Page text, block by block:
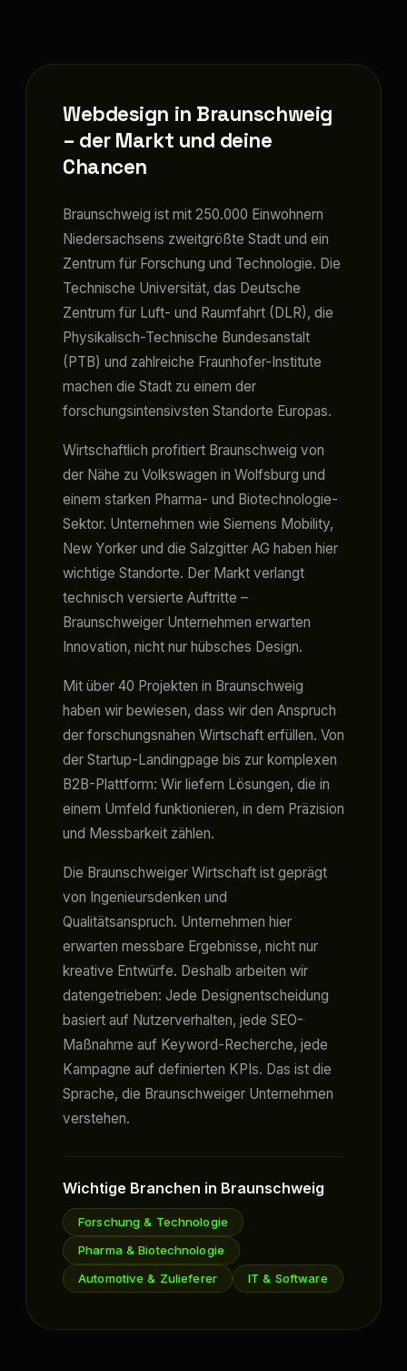
Webdesign in Braunschweig
– der Markt und deine
Chancen
Braunschweig ist mit 250.000 Einwohnern
Niedersachsens zweitgrößte Stadt und ein
Zentrum für Forschung und Technologie. Die
Technische Universität, das Deutsche
Zentrum für Luft- und Raumfahrt (DLR), die
Physikalisch-Technische Bundesanstalt
(PTB) und zahlreiche Fraunhofer-Institute
machen die Stadt zu einem der
forschungsintensivsten Standorte Europas.
Wirtschaftlich profitiert Braunschweig von
der Nähe zu Volkswagen in Wolfsburg und
einem starken Pharma- und Biotechnologie-
Sektor. Unternehmen wie Siemens Mobility,
New Yorker und die Salzgitter AG haben hier
wichtige Standorte. Der Markt verlangt
technisch versierte Auftritte –
Braunschweiger Unternehmen erwarten
Innovation, nicht nur hübsches Design.
Mit über 40 Projekten in Braunschweig
haben wir bewiesen, dass wir den Anspruch
der forschungsnahen Wirtschaft erfüllen. Von
der Startup-Landingpage bis zur komplexen
B2B-Plattform: Wir liefern Lösungen, die in
einem Umfeld funktionieren, in dem Präzision
und Messbarkeit zählen.
Die Braunschweiger Wirtschaft ist geprägt
von Ingenieursdenken und
Qualitätsanspruch. Unternehmen hier
erwarten messbare Ergebnisse, nicht nur
kreative Entwürfe. Deshalb arbeiten wir
datengetrieben: Jede Designentscheidung
basiert auf Nutzerverhalten, jede SEO-
Maßnahme auf Keyword-Recherche, jede
Kampagne auf definierten KPIs. Das ist die
Sprache, die Braunschweiger Unternehmen
verstehen.
Wichtige Branchen in Braunschweig
Forschung & Technologie
Pharma & Biotechnologie
Automotive & Zulieferer
IT & Software